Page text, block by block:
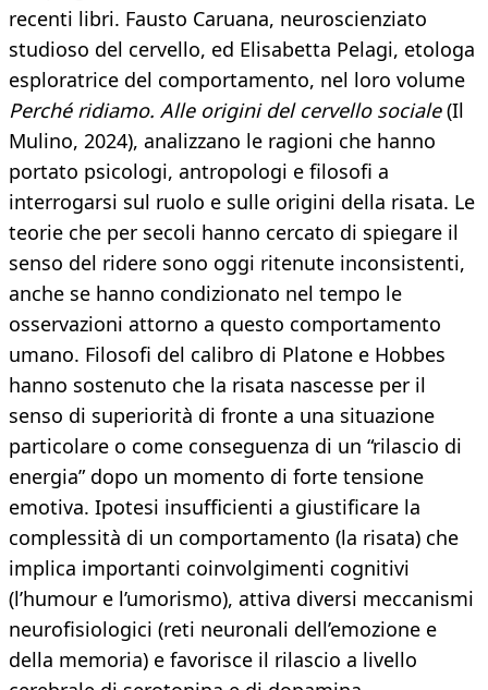
recenti libri. Fausto Caruana, neuroscienziato
studioso del cervello, ed Elisabetta Pelagi, etologa
esploratrice del comportamento, nel loro volume
Perché ridiamo. Alle origini del cervello sociale(Il
Mulino, 2024), analizzano le ragioni che hanno
portato psicologi, antropologi e filosofi a
interrogarsi sul ruolo e sulle origini della risata. Le
teorie che per secoli hanno cercato di spiegare il
senso del ridere sono oggi ritenute inconsistenti,
anche se hanno condizionato nel tempo le
osservazioni attorno a questo comportamento
umano. Filosofi del calibro di Platone e Hobbes
hanno sostenuto che la risata nascesse per il
senso di superiorità di fronte a una situazione
particolare o come conseguenza di un “rilascio di
energia” dopo un momento di forte tensione
emotiva. Ipotesi insufficienti a giustificare la
complessità di un comportamento (la risata) che
implica importanti coinvolgimenti cognitivi
(l’humour e l’umorismo), attiva diversi meccanismi
neurofisiologici (reti neuronali dell’emozione e
della memoria) e favorisce il rilascio a livello